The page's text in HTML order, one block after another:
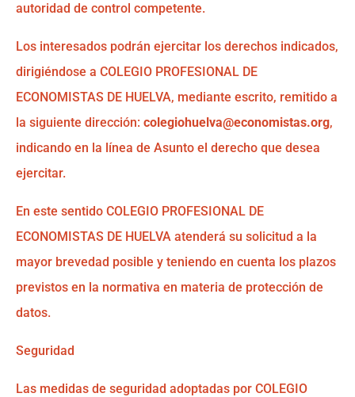
autoridad de control competente.
Los interesados podrán ejercitar los derechos indicados,
dirigiéndose a COLEGIO PROFESIONAL DE
ECONOMISTAS DE HUELVA, mediante escrito, remitido a
la siguiente dirección: colegiohuelva@economistas.org,
indicando en la línea de Asunto el derecho que desea
ejercitar.
En este sentido COLEGIO PROFESIONAL DE
ECONOMISTAS DE HUELVA atenderá su solicitud a la
mayor brevedad posible y teniendo en cuenta los plazos
previstos en la normativa en materia de protección de
datos.
Seguridad
Las medidas de seguridad adoptadas por COLEGIO